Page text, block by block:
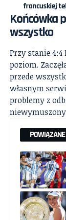
francuskiej
Końcówka
wszystko
Przy stanie 4:4
poziom.
przede
własnym
problemy z